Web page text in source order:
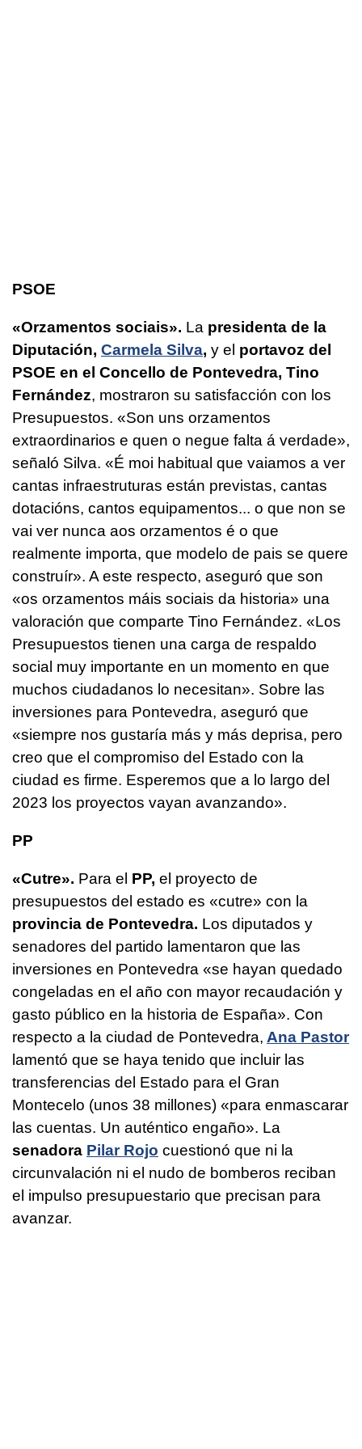
PSOE
«Orzamentos sociais». La presidenta de la
Diputación, Carmela Silva, y el portavoz del
PSOE en el Concello de Pontevedra, Tino
Fernández, mostraron su satisfacción con los
Presupuestos. «Son uns orzamentos
extraordinarios e quen o negue falta á verdade»,
señaló Silva. «É moi habitual que vaiamos a ver
cantas infraestruturas están previstas, cantas
dotacións, cantos equipamentos... o que non se
vai ver nunca aos orzamentos é o que
realmente importa, que modelo de pais se quere
construír». A este respecto, aseguró que son
«os orzamentos máis sociais da historia» una
valoración que comparte Tino Fernández. «Los
Presupuestos tienen una carga de respaldo
social muy importante en un momento en que
muchos ciudadanos lo necesitan». Sobre las
inversiones para Pontevedra, aseguró que
«siempre nos gustaría más y más deprisa, pero
creo que el compromiso del Estado con la
ciudad es firme. Esperemos que a lo largo del
2023 los proyectos vayan avanzando».
PP
«Cutre». Para el PP, el proyecto de
presupuestos del estado es «cutre» con la
provincia de Pontevedra. Los diputados y
senadores del partido lamentaron que las
inversiones en Pontevedra «se hayan quedado
congeladas en el año con mayor recaudación y
gasto público en la historia de España». Con
respecto a la ciudad de Pontevedra, Ana Pastor
lamentó que se haya tenido que incluir las
transferencias del Estado para el Gran
Montecelo (unos 38 millones) «para enmascarar
las cuentas. Un auténtico engaño». La
senadora Pilar Rojo cuestionó que ni la
circunvalación ni el nudo de bomberos reciban
el impulso presupuestario que precisan para
avanzar.